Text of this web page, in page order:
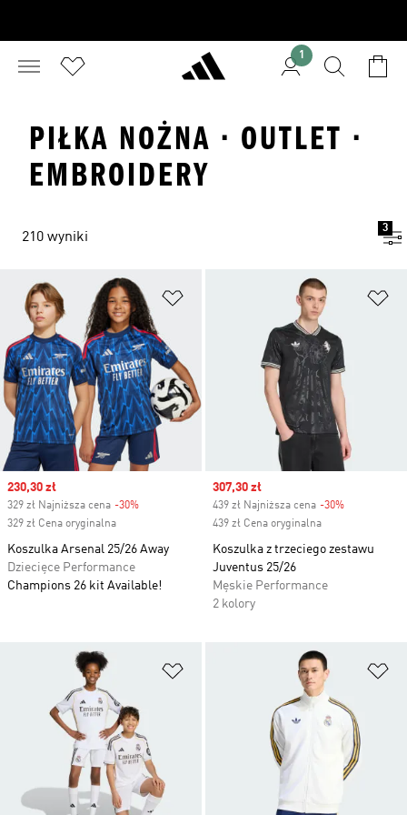
1
PIŁKA NOŻNA · OUTLET ·
EMBROIDERY
210 wyniki
3
Dodaj do listy życzeń
Sale price
230,30 zł
329 zł Najniższa cena -30%
329 zł Cena oryginalna
Koszulka Arsenal 25/26 Away
Dziecięce Performance
Champions 26 kit Available!
Sale price
307,30 zł
439 zł Najniższa cena -30%
439 zł Cena oryginalna
Koszulka z trzeciego zestawu
Juventus 25/26
Męskie Performance
2 kolory
Dodaj do listy życzeń